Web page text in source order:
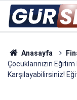
Anasayfa
Çocuklarınızın
Karşılayabilirsiniz!